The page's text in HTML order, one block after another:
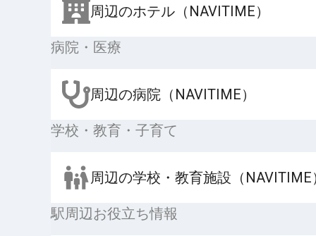
周辺のホテル（NAVITIME）
病院・医療
周辺の病院（NAVITIME）
学校・教育・子育て
周辺の学校・教育施設（NAVITIME
駅周辺お役立ち情報